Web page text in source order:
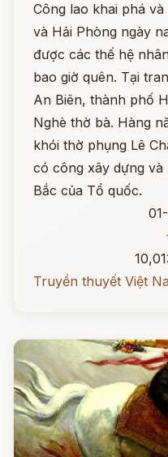
Công lao khai phá
và Hải Phòng ngày
được các thế hệ
bao giờ quên. Tại
An Biên, thành phố
Nghè thờ bà. Hàng
khói thờ phụng Lê
có công xây dựng
Bắc của Tổ quốc.
Truyền thuyết Việt